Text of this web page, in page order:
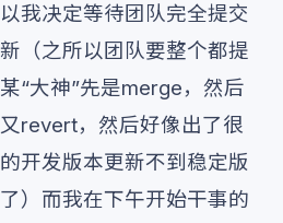
我决定等待团队完全提交
（之所以团队要整个都提
“大神”先是merge，然后
revert，然后好像出了很
开发版本更新不到稳定版
）而我在下午开始干事的